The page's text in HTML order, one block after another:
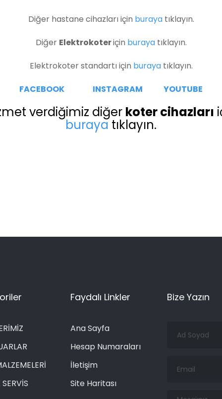
Diğer hastane cihazları için buraya tıklayın.
Diğer Elektrokoteriçin burayatıklayın.
Elektrokoter standartı için buraya tıklayın.
FACEBOOK INSTAGRAM YOUTUBE
verdiğimiz diğer koter cihazları
buraya tıklayın.
Faydalı Linkler
Ana Sayfa
Hesap Numaraları
İletişim
Site Haritası
Bize Yazın
Soyad
Mesajınız